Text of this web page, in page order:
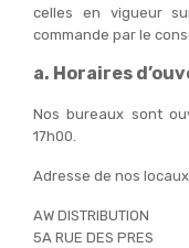
celles en vigueur
commande par le
a. Horaires
Nos bureaux sont
17h00.
Adresse de nos locaux
AW DISTRIBUTION
5A RUE DES PRES